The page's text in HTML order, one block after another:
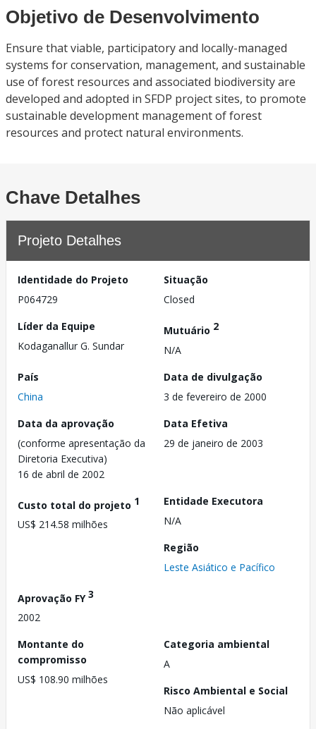
Objetivo de Desenvolvimento
Ensure that viable, participatory and locally-managed
systems for conservation, management, and sustainable
use of forest resources and associated biodiversity are
developed and adopted in SFDP project sites, to promote
sustainable development management of forest
resources and protect natural environments.
Chave Detalhes
Projeto Detalhes
Identidade do Projeto
P064729
Situação
Closed
Líder da Equipe
Kodaganallur G. Sundar
Mutuário 2
N/A
País
China
Data de divulgação
3 de fevereiro de 2000
Data da aprovação
(conforme apresentação da
Diretoria Executiva)
16 de abril de 2002
Data Efetiva
29 de janeiro de 2003
Custo total do projeto 1
US$ 214.58 milhões
Entidade Executora
N/A
Região
Leste Asiático e Pacífico
Aprovação FY3
2002
Montante do
compromisso
US$ 108.90 milhões
Categoria ambiental
A
Risco Ambiental e Social
Não aplicável